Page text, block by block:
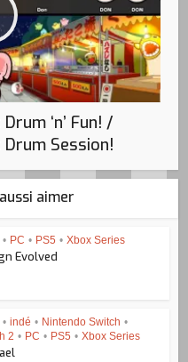
‘n’ Fun! /
Session!
aimer
• PC • PS5 • Xbox Series
Evolved
• indé • Nintendo Switch •
2 • PC • PS5 • Xbox Series